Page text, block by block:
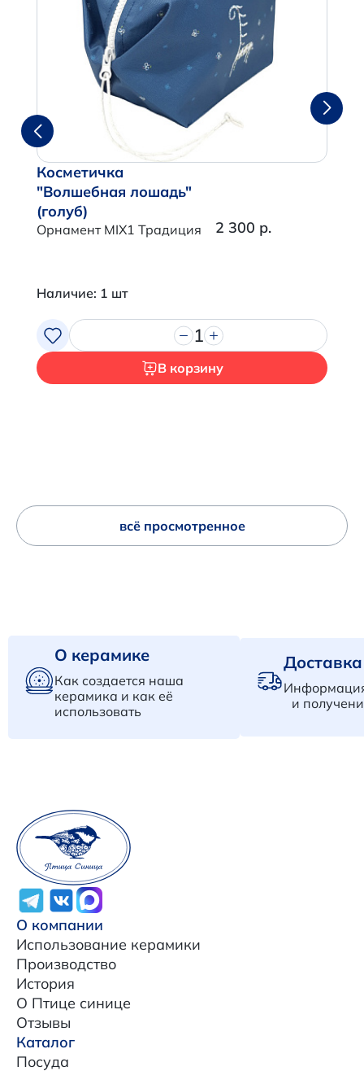
Косметичка
"Волшебная лошадь"
(голуб)
Орнамент MIX1 Традиция 2 300 р.
Наличие: 1 шт
1
В корзину
всё просмотренное
О керамике
Как создается наша
керамика и как её
использовать
и
О компании
Использование керамики
Производство
История
О Птице синице
Отзывы
Каталог
Посуда